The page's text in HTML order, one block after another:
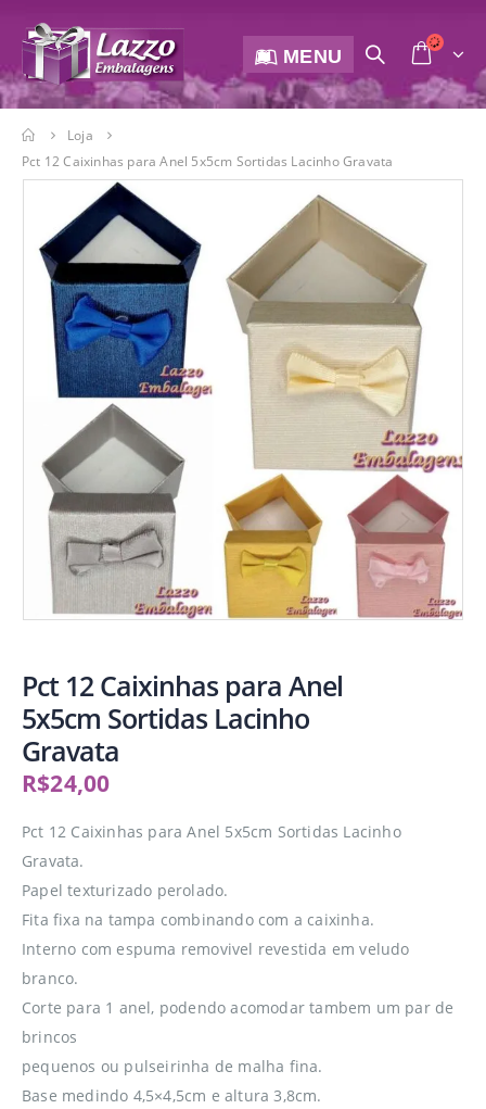
MENU
Loja
Pct 12 Caixinhas para Anel 5x5cm Sortidas Lacinho Gravata
Pct 12 Caixinhas para Anel
5x5cm Sortidas Lacinho
Gravata
R$24,00
Pct 12 Caixinhas para Anel 5x5cm Sortidas Lacinho
Gravata.
Papel texturizado perolado.
Fita fixa na tampa combinando com a caixinha.
Interno com espuma removivel revestida em veludo
branco.
Corte para 1 anel, podendo acomodar tambem um par de
brincos
pequenos ou pulseirinha de malha fina.
Base medindo 4,5×4,5cm e altura 3,8cm.